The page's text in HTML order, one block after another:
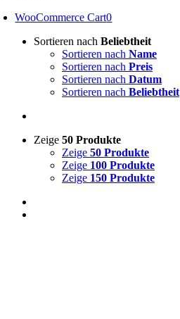
WooCommerce Cart0
Sortieren nach Beliebtheit
Sortieren nach Name
Sortieren nach Preis
Sortieren nach Datum
Sortieren nach Beliebtheit
Zeige 50 Produkte
Zeige 50 Produkte
Zeige 100 Produkte
Zeige 150 Produkte